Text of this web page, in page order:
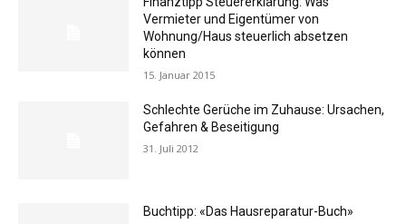
Vermieter und Eigentümer von
Wohnung/Haus steuerlich absetzen
können
15. Januar 2015
Schlechte Gerüche im Zuhause: Ursachen,
Gefahren & Beseitigung
31. Juli 2012
Buchtipp: «Das Hausreparatur-Buch»